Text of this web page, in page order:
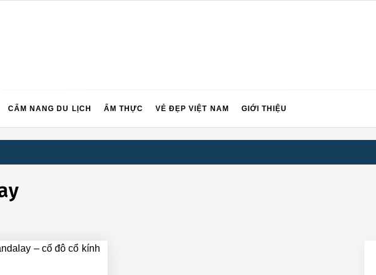
CẨM NANG DU LỊCH ẨM THỰC VẺ ĐẸP VIỆT NAM GIỚI THIỆU